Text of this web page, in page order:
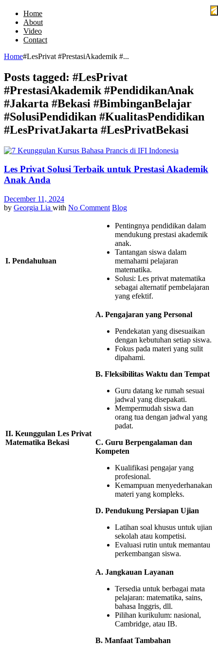
Home
About
Video
Contact
Home#LesPrivat #PrestasiAkademik #...
Posts tagged: #LesPrivat
#PrestasiAkademik #PendidikanAnak
#Jakarta #Bekasi #BimbinganBelajar
#SolusiPendidikan #KualitasPendidikan
#LesPrivatJakarta #LesPrivatBekasi
Les Privat Solusi Terbaik untuk Prestasi Akademik
Anak Anda
December 11, 2024
by Georgia Lia with No Comment Blog
I. Pendahuluan
Pentingnya pendidikan dalam
mendukung prestasi akademik
anak.
Tantangan siswa dalam
memahami pelajaran
matematika.
Solusi: Les privat matematika
sebagai alternatif pembelajaran
yang efektif.
II. Keunggulan Les Privat
Matematika Bekasi
A. Pengajaran yang Personal
Pendekatan yang disesuaikan
dengan kebutuhan setiap siswa.
Fokus pada materi yang sulit
dipahami.
B. Fleksibilitas Waktu dan Tempat
Guru datang ke rumah sesuai
jadwal yang disepakati.
Mempermudah siswa dan
orang tua dengan jadwal yang
padat.
C. Guru Berpengalaman dan
Kompeten
Kualifikasi pengajar yang
profesional.
Kemampuan menyederhanakan
materi yang kompleks.
D. Pendukung Persiapan Ujian
Latihan soal khusus untuk ujian
sekolah atau kompetisi.
Evaluasi rutin untuk memantau
perkembangan siswa.
A. Jangkauan Layanan
Tersedia untuk berbagai mata
pelajaran: matematika, sains,
bahasa Inggris, dll.
Pilihan kurikulum: nasional,
Cambridge, atau IB.
B. Manfaat Tambahan